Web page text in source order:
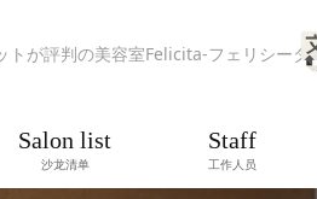
トが評判の美容室Felicita-フェリシータ-
Salon list
沙龙清单
Staff
工作人员